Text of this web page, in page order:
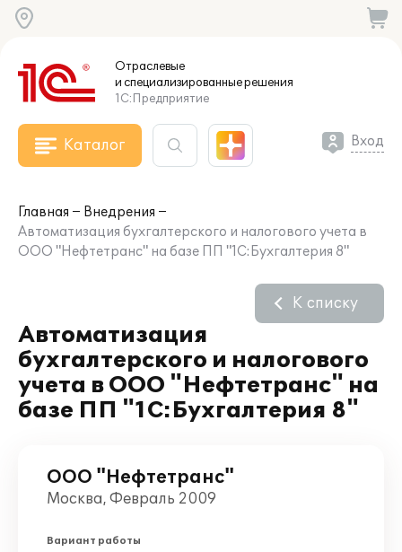
Отраслевые
и специализированныерешения
1С:Предприятие
Каталог Вход
Главная
Внедрения
Автоматизация бухгалтерского и налогового учета в
ООО "Нефтетранс" на базе ПП "1С:Бухгалтерия 8"
Автоматизация
бухгалтерского и налогового
учета в ООО "Нефтетранс" на
базе ПП "1С:Бухгалтерия 8"
К списку
ООО "Нефтетранс"
Москва, Февраль 2009
Вариант работы